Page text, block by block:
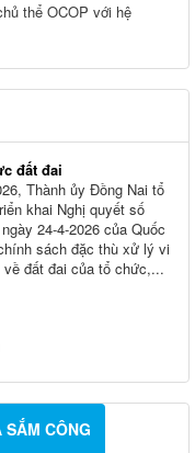
thể OCOP với hệ
đất đai
Thành ủy Ðồng Nai tổ
khai Nghị quyết số
24-4-2026 của Quốc
sách đặc thù xử lý vi
về đất đai của tổ chức,...
CÔNG